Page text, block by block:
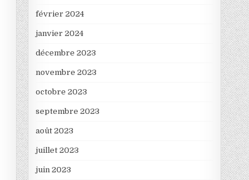
février 2024
janvier 2024
décembre 2023
novembre 2023
octobre 2023
septembre 2023
août 2023
juillet 2023
juin 2023